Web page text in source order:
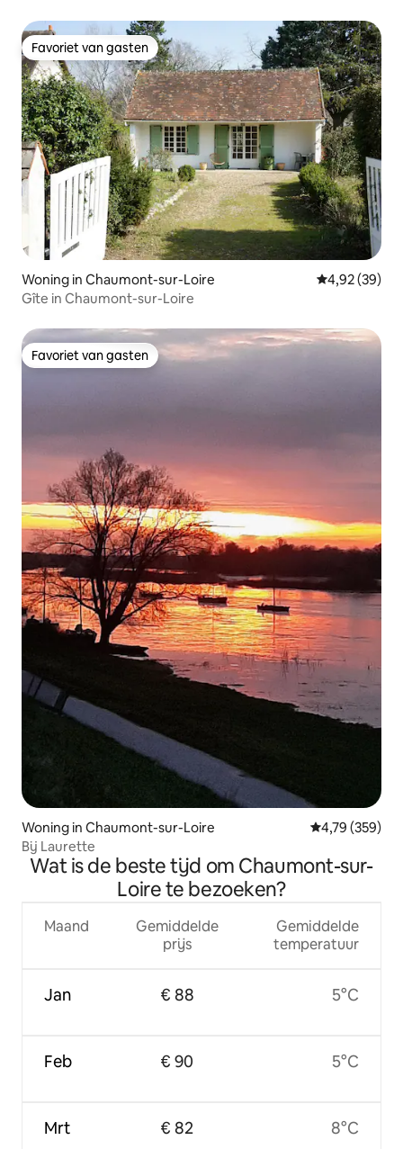
Favoriet van gasten
Favoriet van gasten
Woning in Chaumont-sur-Loire Gemiddelde
4,92 (39)
Gîte in Chaumont-sur-Loire
Favoriet van gasten
Favoriet van gasten
Woning in Chaumont-sur-Loire Gemiddelde
4,79 (359)
Bij Laurette
Wat is de beste tijd om Chaumont-sur-
Loire te bezoeken?
Maand
Jan
Feb
Mrt
Gemiddelde
prijs
€ 88
€ 90
€ 82
Gemiddelde
temperatuur
5°C
5°C
8°C